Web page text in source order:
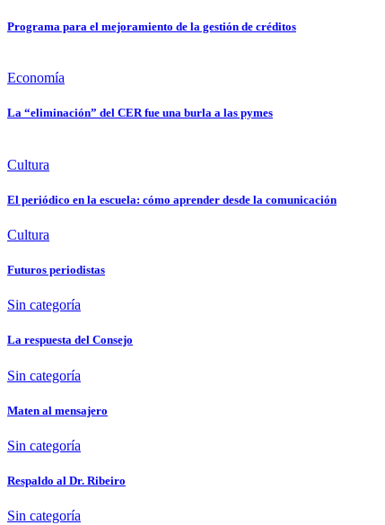
Programa para el mejoramiento de la gestión de créditos
Economía
La “eliminación” del CER fue una burla a las pymes
Cultura
El periódico en la escuela: cómo aprender desde la comunicación
Cultura
Futuros periodistas
Sin categoría
La respuesta del Consejo
Sin categoría
Maten al mensajero
Sin categoría
Respaldo al Dr. Ribeiro
Sin categoría